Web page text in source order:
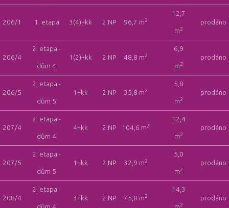
206/1 1. etapa 3(4)+kk 2.NP 96,7 m2
12,7
m2
prodáno
206/4
2. etapa -
dům 4
1(2)+kk 2.NP 48,8 m2
6,9
m2
prodáno
206/5
2. etapa -
dům 5
1+kk 2.NP 35,8 m2
5,8
m2
prodáno
207/4
2. etapa -
dům 4
4+kk 2.NP 104,6 m2
12,4
m2
prodáno
207/5
2. etapa -
dům 5
1+kk 2.NP 32,9 m2
5,0
m2
prodáno
208/4
2. etapa -
3+kk 2.NP 75,8 m2
14,3
2
prodáno